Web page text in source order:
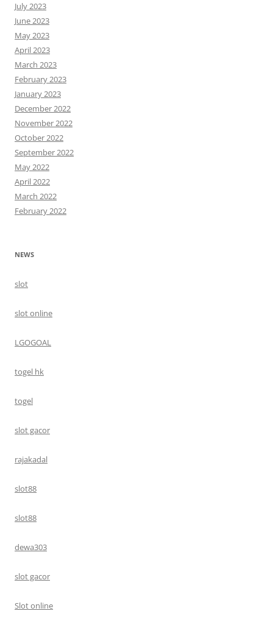
July 2023
June 2023
May 2023
April 2023
March 2023
February 2023
January 2023
December 2022
November 2022
October 2022
September 2022
May 2022
April 2022
March 2022
February 2022
NEWS
slot
slot online
LGOGOAL
togel hk
togel
slot gacor
rajakadal
slot88
slot88
dewa303
slot gacor
Slot online